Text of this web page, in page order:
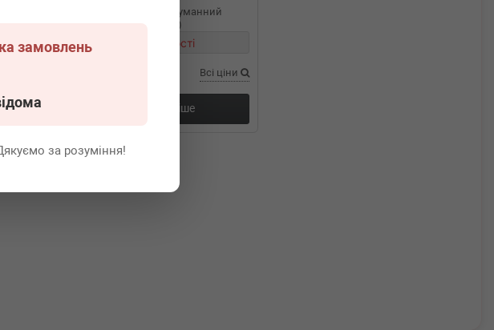
замовлень
за розуміння!
Ліхтар задній протитуманний
Renault Megane 15- (L)
Немає в наявності
Всі ціни
Докладніше
1 Остання